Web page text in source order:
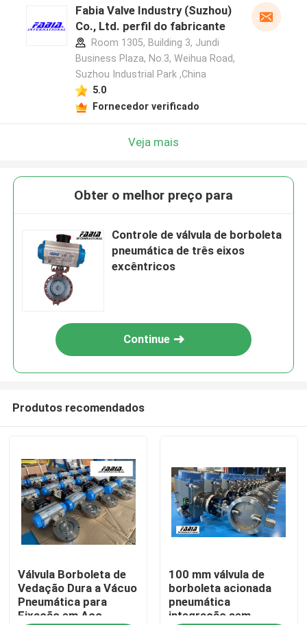
Fabia Valve Industry (Suzhou)
Co., Ltd. perfil do fabricante
Room 1305, Building 3, Jundi
Business Plaza, No.3, Weihua Road,
Suzhou Industrial Park ,China
5.0
Fornecedor verificado
Veja mais
Obter o melhor preço para
Controle de válvula de borboleta
pneumática de três eixos
excêntricos
Continue
Produtos recomendados
Válvula Borboleta de
Vedação Dura a Vácuo
Pneumática para
Fixação em Aço
100 mm válvula de
borboleta acionada
pneumática
integração sem